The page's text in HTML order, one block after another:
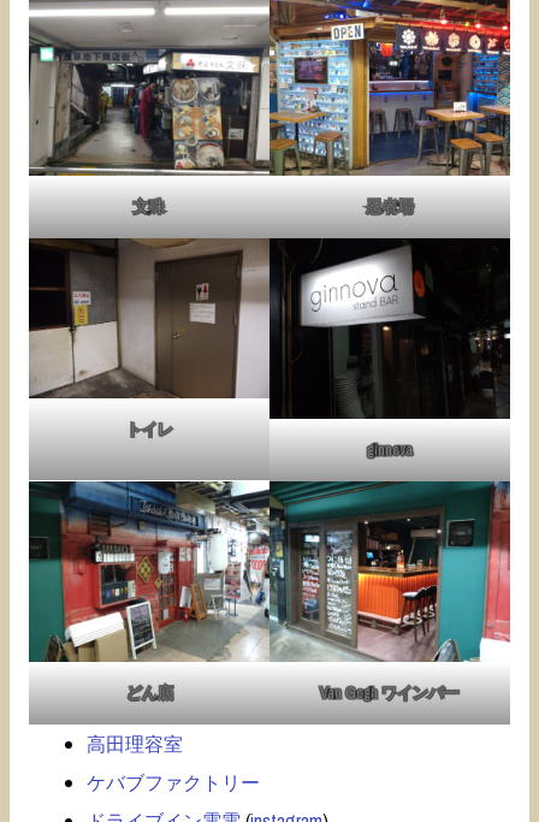
文殊 忍者場
トイレ
ginnova
どん底 Van Gogh ワインバー
高田理容室
ケバブファクトリー